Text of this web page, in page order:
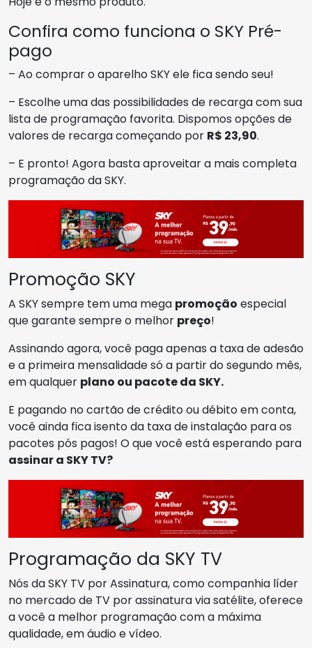
Confira como funciona o SKY Pré-
pago
– Ao comprar o aparelho SKY ele fica sendo seu!
– Escolhe uma das possibilidades de recarga com sua
lista de programação favorita. Dispomos opções de
valores de recarga começando por R$ 23,90.
– E pronto! Agora basta aproveitar a mais completa
programação da SKY.
Promoção SKY
A SKY sempre tem uma mega promoção especial
que garante sempre o melhor preço!
Assinando agora, você paga apenas a taxa de adesão
e a primeira mensalidade só a partir do segundo mês,
em qualquer plano ou pacote da SKY.
E pagando no cartão de crédito ou débito em conta,
você ainda fica isento da taxa de instalação para os
pacotes pós pagos! O que você está esperando para
assinar a SKY TV?
Programação da SKY TV
Nós da SKY TV por Assinatura, como companhia líder
no mercado de TV por assinatura via satélite, oferece
a você a melhor programação com a máxima
qualidade, em áudio e vídeo.